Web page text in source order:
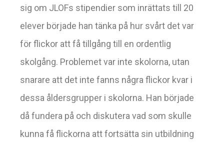
sig om JLOFs stipendier som inrättats till 20
elever började han tänka på hur svårt det var
för flickor att få tillgång till en ordentlig
skolgång. Problemet var inte skolorna, utan
snarare att det inte fanns några flickor kvar i
dessa åldersgrupper i skolorna. Han började
då fundera på och diskutera vad som skulle
kunna få flickorna att fortsätta sin utbildning